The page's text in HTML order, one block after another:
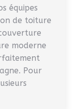
équipes
de toiture
moderne
Pour